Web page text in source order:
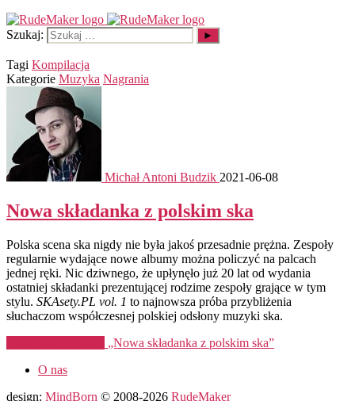
Szukaj:
Tagi Kompilacja
Kategorie Muzyka Nagrania
Michał Antoni Budzik 2021-06-08
Nowa składanka z polskim ska
Polska scena ska nigdy nie była jakoś przesadnie prężna. Zespoły
regularnie wydające nowe albumy można policzyć na palcach
jednej ręki. Nic dziwnego, że upłynęło już 20 lat od wydania
ostatniej składanki prezentującej rodzime zespoły grające w tym
stylu. SKAsety.PL vol. 1 to najnowsza próba przybliżenia
słuchaczom współczesnej polskiej odsłony muzyki ska.
„Nowa składanka z polskim ska”
O nas
design: MindBorn © 2008-2026 RudeMaker